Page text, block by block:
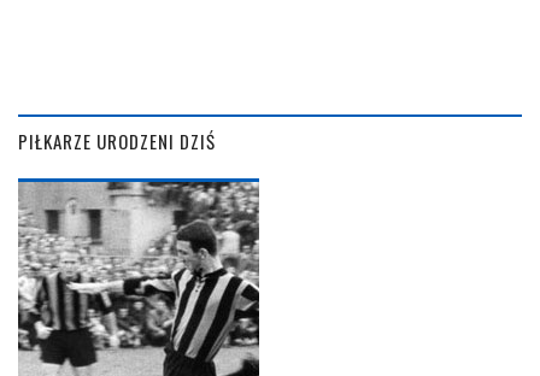
PIŁKARZE URODZENI DZIŚ